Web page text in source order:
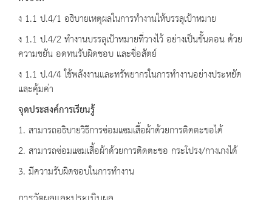
ง 1.1 ป.4/1 อธิบายเหตุผลในการทำงานให้บรรลุเป้าหมาย
ง 1.1 ป.4/2 ทำงานบรรลุเป้าหมายที่วางไว้ อย่างเป็นขั้นตอน ด้วย
ความขยัน อดทนรับผิดชอบ และซื่อสัตย์
ง 1.1 ป.4/4 ใช้พลังงานและทรัพยากรในการทำงานอย่างประหยัด
และคุ้มค่า
จุดประสงค์การเรียนรู้
1. สามารถอธิบายวิธีการซ่อมแซมเสื้อผ้าด้วยการติดตะขอได้
2. สามารถซ่อมแซมเสื้อผ้าด้วยการติดตะขอ กระโปรง/กางเกงได้
3. มีความรับผิดชอบในการทำงาน